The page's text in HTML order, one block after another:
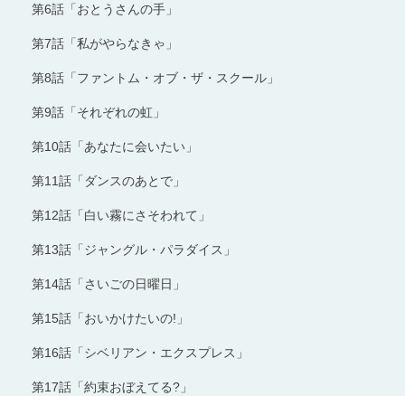
第6話「おとうさんの手」
第7話「私がやらなきゃ」
第8話「ファントム・オブ・ザ・スクール」
第9話「それぞれの虹」
第10話「あなたに会いたい」
第11話「ダンスのあとで」
第12話「白い霧にさそわれて」
第13話「ジャングル・パラダイス」
第14話「さいごの日曜日」
第15話「おいかけたいの!」
第16話「シベリアン・エクスプレス」
第17話「約束おぼえてる?」